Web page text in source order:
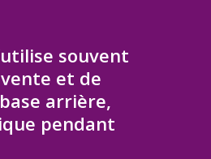
souvent
et de
arrière,
pendant